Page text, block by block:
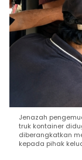
Jenazah
truk kontainer
diberangkatkan
kepada pihak